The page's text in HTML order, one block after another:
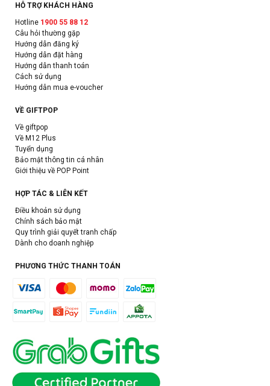
HỖ TRỢ KHÁCH HÀNG
Hotline 1900 55 88 12
Câu hỏi thường gặp
Hướng dẫn đăng ký
Hướng dẫn đặt hàng
Hướng dẫn thanh toán
Cách sử dụng
Hướng dẫn mua e-voucher
VỀ GIFTPOP
Về giftpop
Về M12 Plus
Tuyển dụng
Bảo mật thông tin cá nhân
Giới thiệu về POP Point
HỢP TÁC & LIÊN KẾT
Điều khoản sử dụng
Chính sách bảo mật
Quy trình giải quyết tranh chấp
Dành cho doanh nghiệp
PHƯƠNG THỨC THANH TOÁN